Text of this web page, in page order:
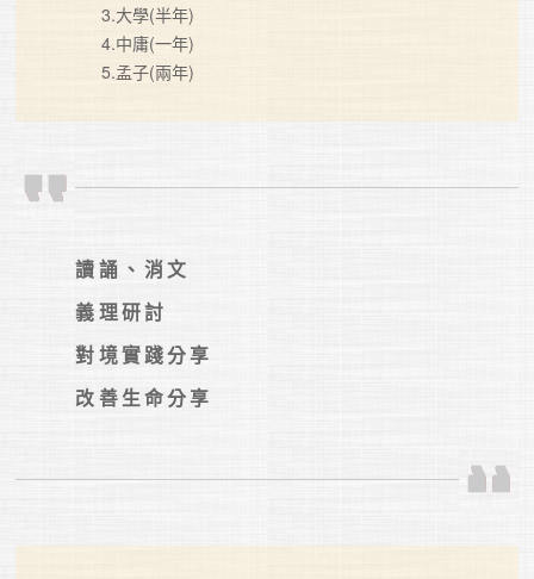
        3.大學(半年)
        4.中庸(一年)
        5.孟子(兩年)
讀誦、消文
義理研討
對境實踐分享
改善生命分享